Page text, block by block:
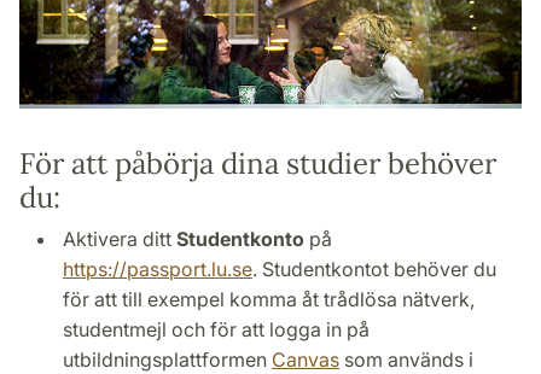
För att påbörja dina studier behöver
du:
Aktivera ditt Studentkonto på
https://passport.lu.se. Studentkontot behöver du
för att till exempel komma åt trådlösa nätverk,
studentmejl och för att logga in på
utbildningsplattformen Canvas som används i